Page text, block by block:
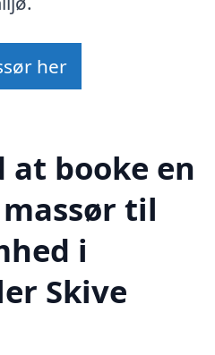
her
at booke en
til
i
Skive